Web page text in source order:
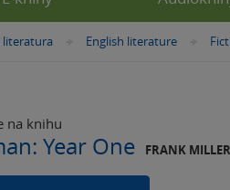
literatura »
English literature »
na knihu
Year One FRANK